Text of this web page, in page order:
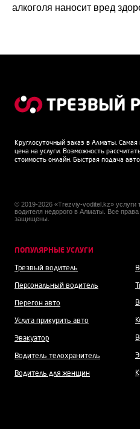
алкоголя наносит вред
Круглосуточный заказ в Алматы. Самая
цена на услуги. Возможность
стоимость онлайн. Быстрая подача
© 2019-2026 «Trezviy-voditel.kz» услуги
водителя недорого в Алматы. Все права
защищены.
ПОПУЛЯРНЫЕ УСЛУГИ
Трезвый водитель
Персональный водитель
Перегон авто
Услуга прикурить авто
Эвакуатор
Водитель телохранитель
Водитель для женщин